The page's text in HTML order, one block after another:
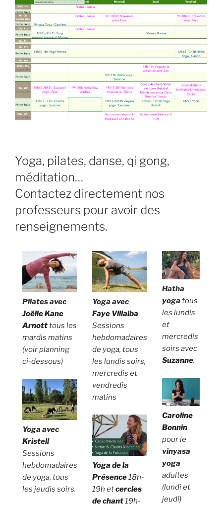
Yoga, pilates, danse, qi gong,
méditation…
Contactez directement nos
professeurs pour avoir des
renseignements.
Pilatesavec
Joëlle Kane
Arnotttous les
mardis matins
(voir planning
ci-dessous)
Yoga avec
Kristell
Sessions
hebdomadaires
de yoga, tous
les jeudis soirs.
Yoga avec
Faye Villalba
Sessions
hebdomadaires
de yoga, tous
les lundis soirs,
mercredis et
vendredis
matins
Yoga de la
Présence18h-
19h etcercles
de chant19h-
Hatha
yoga tous
les lundis
et
mercredis
soirs avec
Suzanne.
Caroline
Bonnin
pour le
vinyasa
yoga
adultes
(lundi et
jeudi)